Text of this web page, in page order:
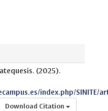
(2025).
index.php/SINITE/
Download Citation